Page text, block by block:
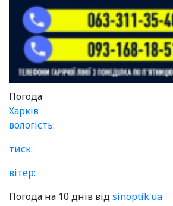
Погода
Харків
вологість:
тиск:
вітер:
Погода на 10 днів відsinoptik.ua